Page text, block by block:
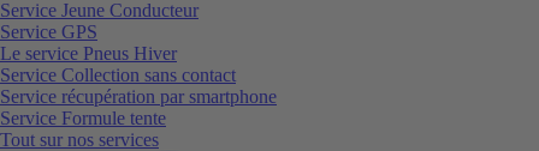
Service Jeune Conducteur
Service GPS
Le service Pneus Hiver
Service Collection sans contact
Service récupération par smartphone
Service Formule tente
Tout sur nos services